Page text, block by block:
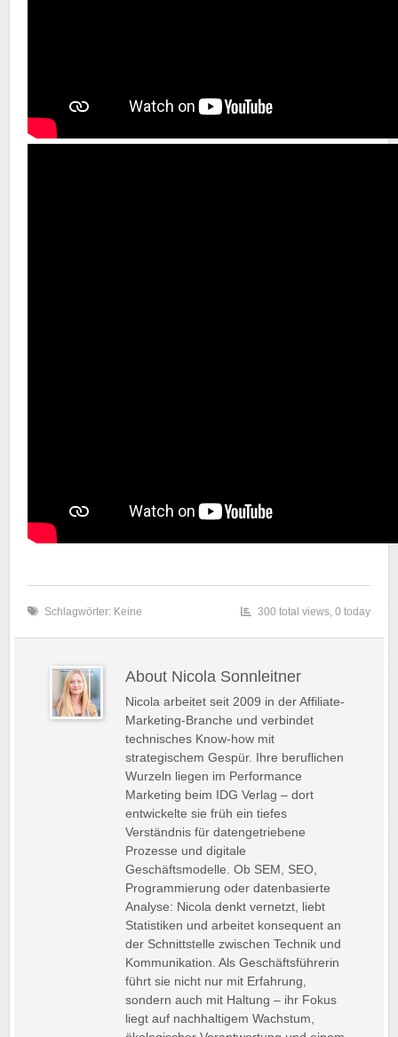
Schlagwörter: Keine 300 total views, 0 today
About Nicola Sonnleitner
Nicola arbeitet seit 2009 in der Affiliate-
Marketing-Branche und verbindet
technisches Know-how mit
strategischem Gespür. Ihre beruflichen
Wurzeln liegen im Performance
Marketing beim IDG Verlag – dort
entwickelte sie früh ein tiefes
Verständnis für datengetriebene
Prozesse und digitale
Geschäftsmodelle. Ob SEM, SEO,
Programmierung oder datenbasierte
Analyse: Nicola denkt vernetzt, liebt
Statistiken und arbeitet konsequent an
der Schnittstelle zwischen Technik und
Kommunikation. Als Geschäftsführerin
führt sie nicht nur mit Erfahrung,
sondern auch mit Haltung – ihr Fokus
liegt auf nachhaltigem Wachstum,